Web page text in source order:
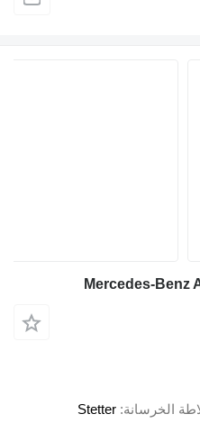
الخرسانة Stetter